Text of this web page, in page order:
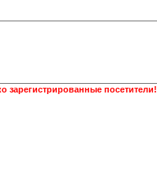
зарегистрированные посетители!